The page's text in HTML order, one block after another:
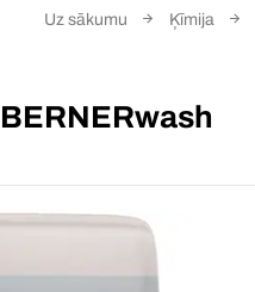
Uz sākumu Ķīmija